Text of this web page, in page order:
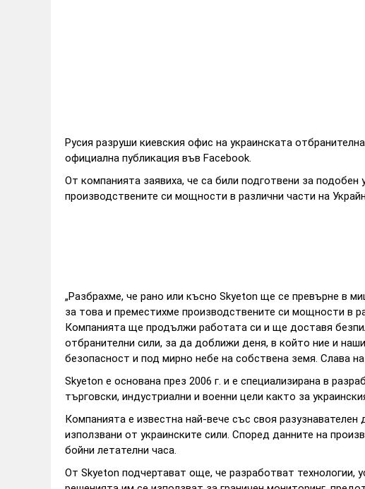
Русия разруши киевския офис на украинската
официална публикация във Facebook.
От компанията заявиха, че са били подготвени за подобен
производствените си мощности в различни части на
„Разбрахме, че рано или късно Skyeton ще се превърне в
за това и преместихме производствените си мощности в
Компанията ще продължи работата си и ще доставя
отбранителни сили, за да доближи деня, в който ние и
безопасност и под мирно небе на собствена земя. Слава на
Skyeton е основана през 2006 г. и е специализирана в
търговски, индустриални и военни цели както за
Компанията е известна най-вече със своя
използвани от украинските сили. Според данните на
бойни летателни часа.
От Skyeton подчертават още, че разработват технологии,